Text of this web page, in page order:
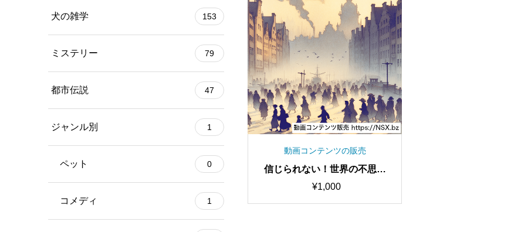
動画コンテンツの販売
信じられない！世界の不思議
な都市伝説を集めてみたショ
¥1,000
犬の雑学 153
ミステリー 79
都市伝説 47
ジャンル別 1
ペット 0
コメディ 1